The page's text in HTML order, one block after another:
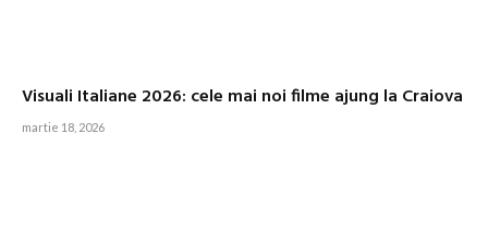
Visuali Italiane 2026: cele mai noi filme ajung la Craiova
martie 18, 2026